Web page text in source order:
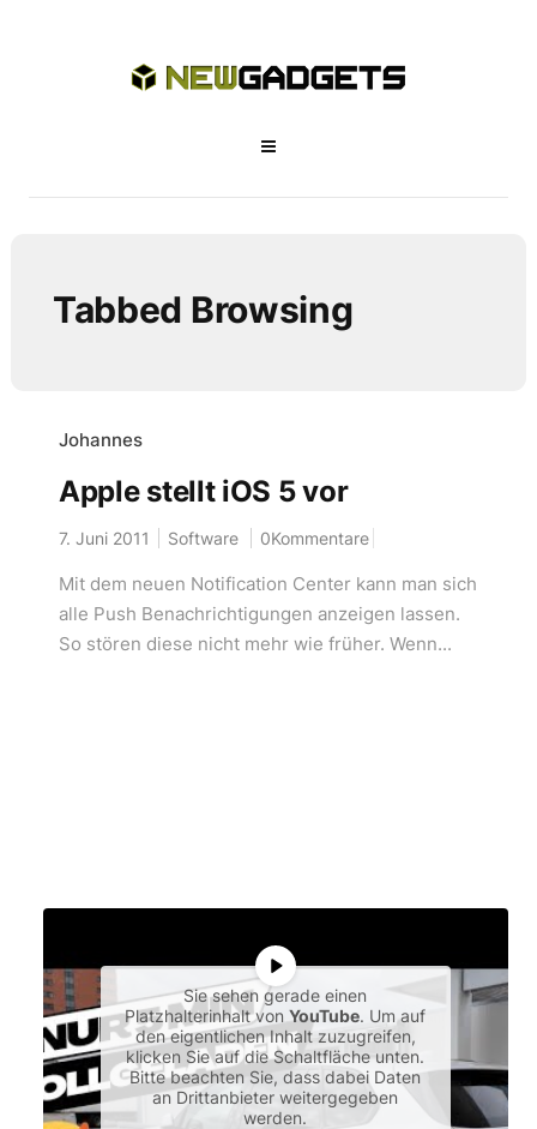
Tabbed Browsing
Johannes
Apple stellt iOS 5 vor
7. Juni 2011 Software 0Kommentare
Mit dem neuen Notification Center kann man sich
alle Push Benachrichtigungen anzeigen lassen.
So stören diese nicht mehr wie früher. Wenn...
Sie sehen gerade einen
Platzhalterinhalt vonYouTube. Um auf
den eigentlichen Inhalt zuzugreifen,
klicken Sie auf die Schaltfläche unten.
Bitte beachten Sie, dass dabei Daten
an Drittanbieter weitergegeben
werden.